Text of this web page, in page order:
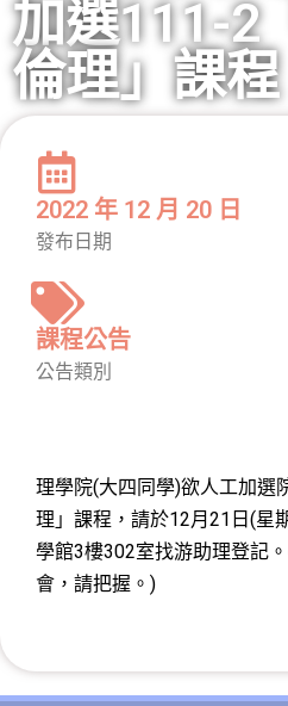
加選111-2
倫理」課程
2022 年 12 月 20 日
發布日期
課程公告
公告類別
理學院(大四同學)欲人工加選
理」課程，請於12月21日(星
學館3樓302室找游助理登記
會，請把握。)